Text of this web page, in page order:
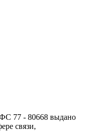
77 - 80668 выдано
связи,